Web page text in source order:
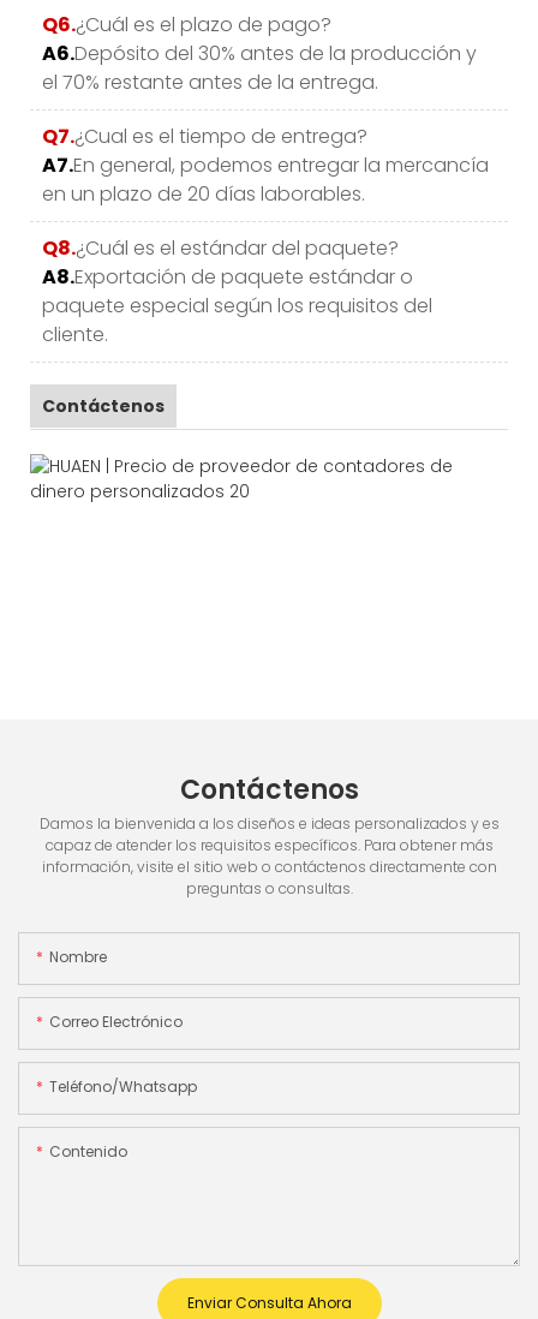
Q6.¿Cuál es el plazo de pago?
A6.Depósito del 30% antes de la producción y
el 70% restante antes de la entrega.
Q7.¿Cual es el tiempo de entrega?
A7.En general, podemos entregar la mercancía
en un plazo de 20 días laborables.
Q8.¿Cuál es el estándar del paquete?
A8.Exportación de paquete estándar o
paquete especial según los requisitos del
cliente.
Contáctenos
Contáctenos
Damos la bienvenida a los diseños e ideas personalizados y es
capaz de atender los requisitos específicos. Para obtener más
información, visite el sitio web o contáctenos directamente con
preguntas o consultas.
Nombre
Correo Electrónico
Teléfono/whatsapp
Contenido
Enviar Consulta Ahora